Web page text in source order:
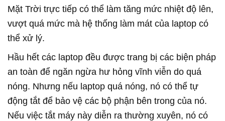
Mặt Trời trực tiếp có thể làm tăng mức nhiệt độ lên,
vượt quá mức mà hệ thống làm mát của laptop có
thể xử lý.
Hầu hết các laptop đều được trang bị các biện pháp
an toàn để ngăn ngừa hư hỏng vĩnh viễn do quá
nóng. Nhưng nếu laptop quá nóng, nó có thể tự
động tắt để bảo vệ các bộ phận bên trong của nó.
Nếu việc tắt máy này diễn ra thường xuyên, nó có